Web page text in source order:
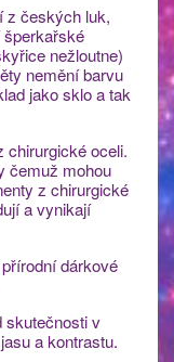
z českých luk,
šperkařské
nežloutne)
nemění barvu
jako sklo a tak
chirurgické oceli.
čemuž mohou
z chirurgické
a vynikají
dárkové
skutečnosti v
a kontrastu.